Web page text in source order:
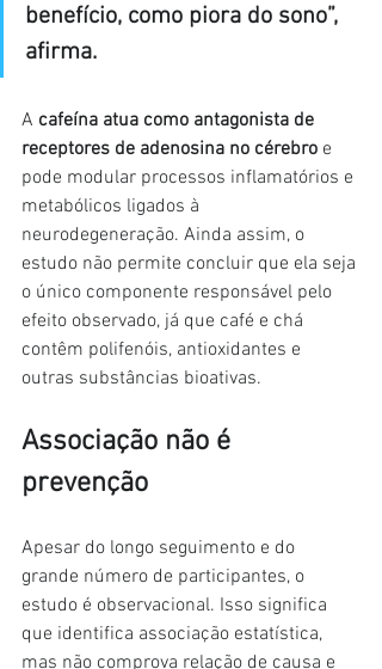
benefício, como piora do sono”,
afirma.
A cafeína atua como antagonista de
receptores de adenosina no cérebro e
pode modular processos inflamatórios e
metabólicos ligados à
neurodegeneração. Ainda assim, o
estudo não permite concluir que ela seja
o único componente responsável pelo
efeito observado, já que café e chá
contêm polifenóis, antioxidantes e
outras substâncias bioativas.
Associação não é
prevenção
Apesar do longo seguimento e do
grande número de participantes, o
estudo é observacional. Isso significa
que identifica associação estatística,
mas não comprova relação de causa e